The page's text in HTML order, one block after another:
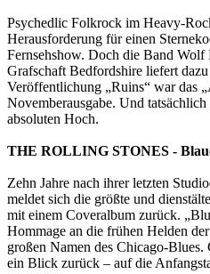
Psychedlic Folkrock im Heavy-
Herausforderung für einen
Fernsehshow. Doch die Band Wolf
Grafschaft Bedfordshire liefert
Veröffentlichung „Ruins“ war das
Novemberausgabe. Und
absoluten Hoch.
THE ROLLING STONES -
Zehn Jahre nach ihrer letzten
meldet sich die größte und
mit einem Coveralbum zurück.
Hommage an die frühen Helden
großen Namen des Chicago-
ein Blick zurück – auf die